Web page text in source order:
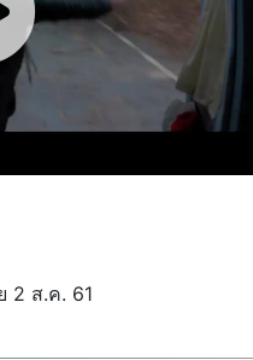
2 ส.ค. 61